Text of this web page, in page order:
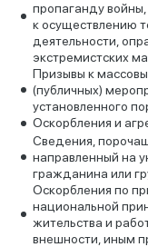
пропаганду
к осуществлению
деятельности,
экстремистских
Призывы к
(публичных)
установленного
Оскорбления и
Сведения,
направленный на
гражданина или
Оскорбления по
национальной
жительства и
внешности, иным